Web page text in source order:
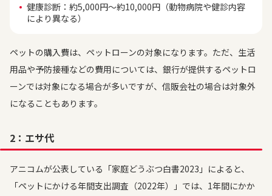
健康診断：約5,000円～約10,000円（動物病院や健診内容
により異なる）
ペットの購入費は、ペットローンの対象になります。ただ、生活
用品や予防接種などの費用については、銀行が提供するペットロ
ーンでは対象になる場合が多いですが、信販会社の場合は対象外
になることもあります。
2：エサ代
アニコムが公表している「家庭どうぶつ白書2023」によると、
「ペットにかける年間支出調査（2022年）」では、1年間にかか